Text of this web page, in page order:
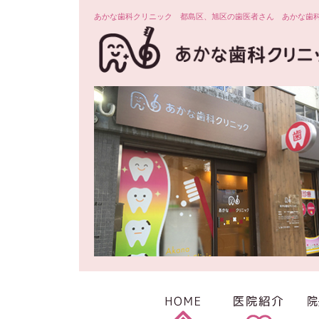
あかな歯科クリニック 都島区、旭区の歯医者さん あかな歯